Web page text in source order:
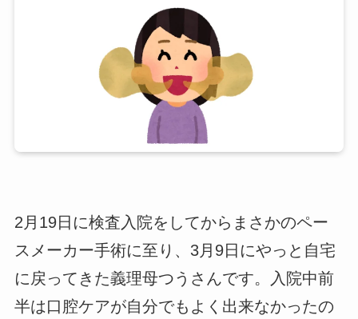
2月19日に検査入院をしてからまさかのペー
スメーカー手術に至り、3月9日にやっと自宅
に戻ってきた義理母つうさんです。入院中前
半は口腔ケアが自分でもよく出来なかったの